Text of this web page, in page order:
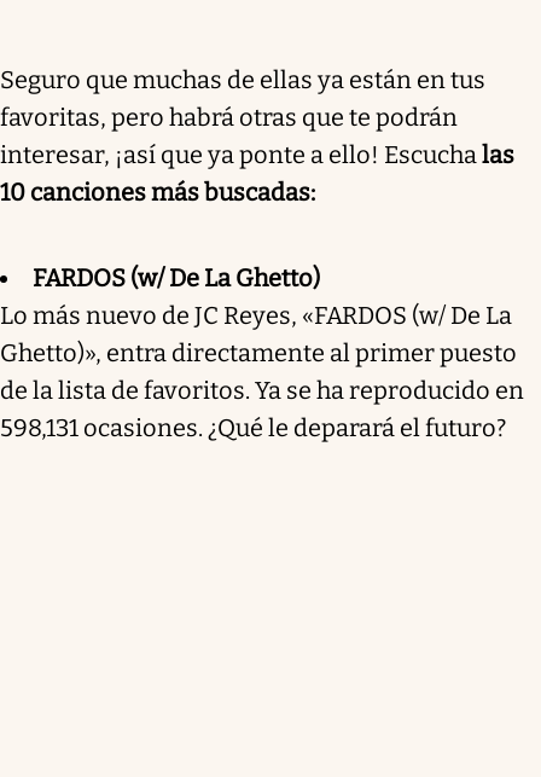
Seguro que muchas de ellas ya están en tus
favoritas, pero habrá otras que te podrán
interesar, ¡así que ya ponte a ello! Escuchalas
10 canciones más buscadas:
FARDOS (w/ De La Ghetto)
Lo más nuevo de JC Reyes, «FARDOS (w/ De La
Ghetto)», entra directamente al primer puesto
de la lista de favoritos. Ya se ha reproducido en
598,131 ocasiones. ¿Qué le deparará el futuro?